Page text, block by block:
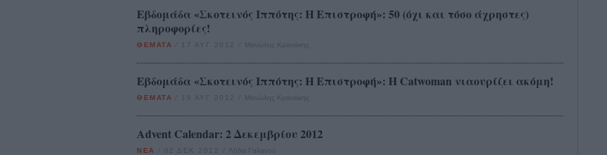
Εβδομάδα «Σκοτεινός Ιππότης: Η Επιστροφή»: 50 (όχι και τόσο άχρηστες)
πληροφορίες!
ΘΕΜΑΤΑ 17 ΑΥΓ 2012 Μανώλης Κρανάκης
Εβδομάδα «Σκοτεινός Ιππότης: Η Επιστροφή»: Η Catwoman νιαουρίζει ακόμη!
ΘΕΜΑΤΑ 19 ΑΥΓ 2012 Μανώλης Κρανάκης
Advent Calendar: 2 Δεκεμβρίου 2012
ΝΕΑ 02 ΔΕΚ 2012 Λήδα Γαλανού